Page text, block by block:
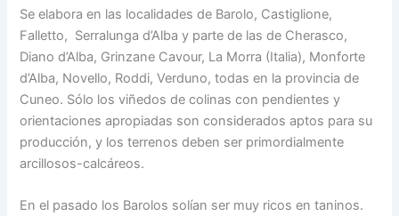
Se elabora en las localidades de Barolo, Castiglione,
Falletto, Serralunga d’Alba y parte de las de Cherasco,
Diano d’Alba, Grinzane Cavour, La Morra (Italia), Monforte
d’Alba, Novello, Roddi, Verduno, todas en la provincia de
Cuneo. Sólo los viñedos de colinas con pendientes y
orientaciones apropiadas son considerados aptos para su
producción, y los terrenos deben ser primordialmente
arcillosos-calcáreos.
En el pasado los Barolos solían ser muy ricos en taninos.